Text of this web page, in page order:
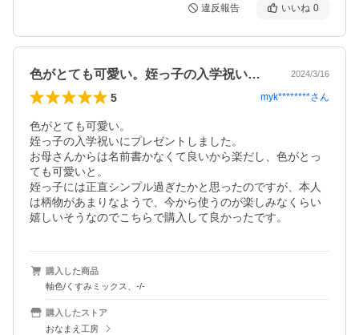
違反報告 いいね 0
色がとても可愛い。姪っ子の入学祝いにプ… 2024/3/16
5 myk********さん
色がとても可愛い。
姪っ子の入学祝いにプレゼントしました。
お母さんからは名前書かなくて良いから楽だし、色がとっ
ても可愛いと。
姪っ子には正直シンプル過ぎたかと思ったのですが、本人
は柄物があまりなようで、今から使うのが楽しみなくらい
嬉しいそうなのでこちらで購入して良かったです。
購入した商品
軸色/くすみミックス、-/-
購入したストア
おなまえ工房